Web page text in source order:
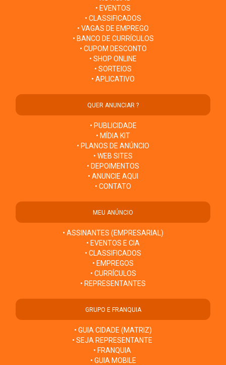
• EVENTOS
• CLASSIFICADOS
• VAGAS DE EMPREGO
• BANCO DE CURRÍCULOS
• CUPOM DESCONTO
• SHOP ONLINE
• SORTEIOS
• APLICATIVO
QUER ANUNCIAR ?
• PUBLICIDADE
• MÍDIA KIT
• PLANOS DE ANÚNCIO
• WEB SITES
• DEPOIMENTOS
• ANUNCIE AQUI
• CONTATO
MEU ANÚNCIO
• ASSINANTES (EMPRESARIAL)
• EVENTOS E CIA
• CLASSIFICADOS
• EMPREGOS
• CURRÍCULOS
• REPRESENTANTES
GRUPO E FRANQUIA
• GUIA CIDADE (MATRIZ)
• SEJA REPRESENTANTE
• FRANQUIA
• GUIA MOBILE